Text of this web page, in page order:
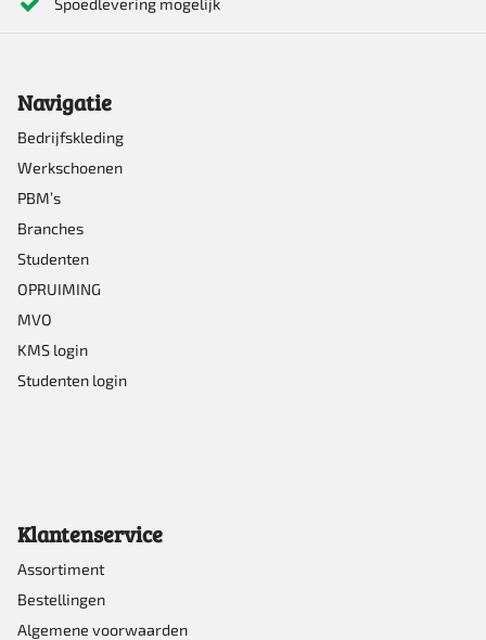
Spoedlevering mogelijk
Navigatie
Bedrijfskleding
Werkschoenen
PBM’s
Branches
Studenten
OPRUIMING
MVO
KMS login
Studenten login
Klantenservice
Assortiment
Bestellingen
Algemene voorwaarden